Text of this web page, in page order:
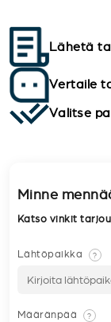
Lähetä
Vertaile
Valitse
Minne
Katso vinkit
Lähtöpaikka ?
Määränpää ?